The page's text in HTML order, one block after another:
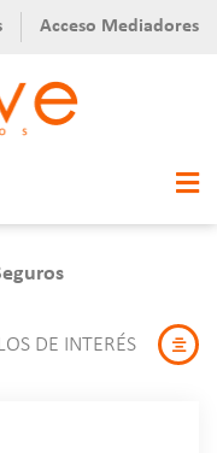
Acceso Mediadores
DE INTERÉS